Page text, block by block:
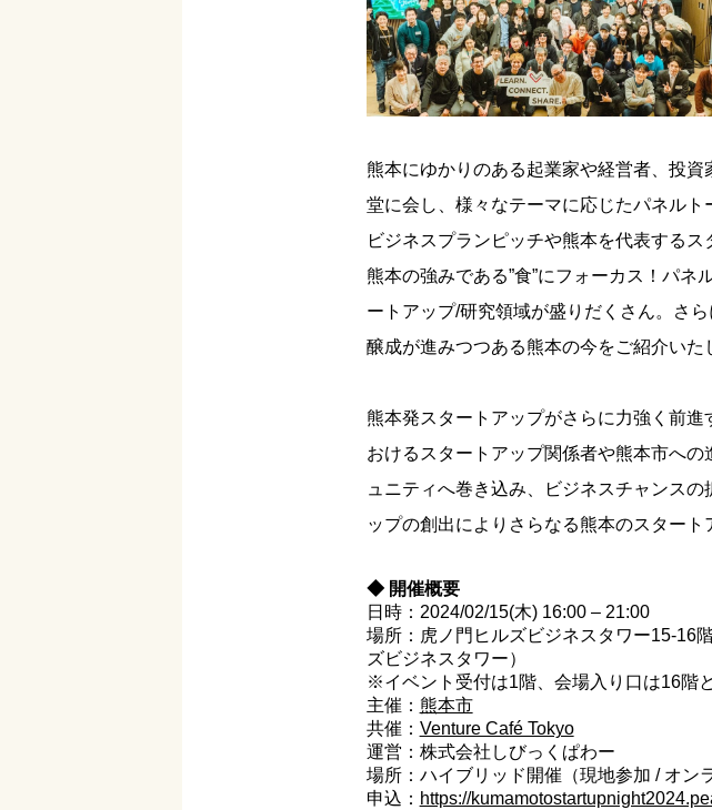
熊本にゆかりのある起業家や経営者、投
堂に会し、様々なテーマに応じたパネル
ビジネスプランピッチや熊本を代表する
熊本の強みである”食”にフォーカス！パネ
ートアップ/研究領域が盛りだくさん。さ
醸成が進みつつある熊本の今をご紹介いた
熊本発スタートアップがさらに力強く前
おけるスタートアップ関係者や熊本市へ
ュニティへ巻き込み、ビジネスチャンス
ップの創出によりさらなる熊本のスター
◆ 開催概要
日時：2024/02/15(木) 16:00 – 21:00
場所：虎ノ門ヒルズビジネスタワー15-16
ズビジネスタワー）
※イベント受付は1階、会場入り口は16階
主催： 熊本市
共催： Venture Café Tokyo
運営：株式会社しびっくぱわー
場所：ハイブリッド開催（現地参加 / オン
申込： https://